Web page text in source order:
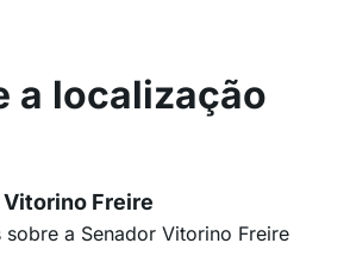
a localização
Freire
a Senador Vitorino Freire